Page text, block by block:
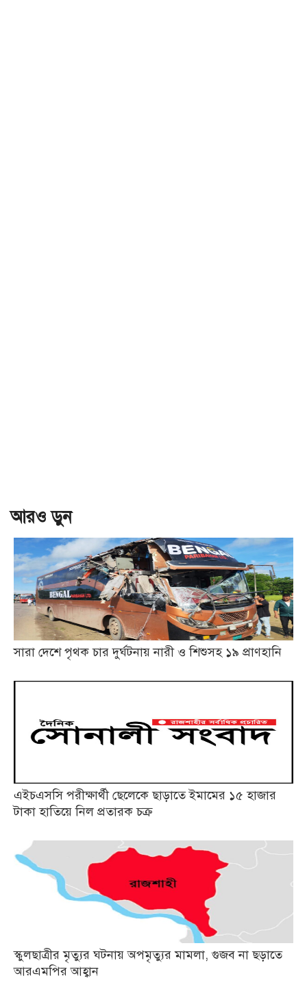
আরও ড়ুন
সারা দেশে পৃথক চার দুর্ঘটনায় নারী ও শিশুসহ ১৯ প্রাণহানি
এইচএসসি পরীক্ষার্থী ছেলেকে ছাড়াতে ইমামের ১৫ হাজার
টাকা হাতিয়ে নিল প্রতারক চক্র
স্কুলছাত্রীর মৃত্যুর ঘটনায় অপমৃত্যুর মামলা, গুজব না ছড়াতে
আরএমপির আহ্বান